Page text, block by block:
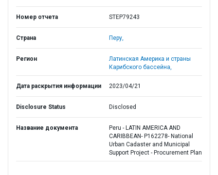
Номер отчета STEP79243
Страна Перу,
Регион
Латинская Америка и страны
Карибского бассейна,
Дата раскрытия информации 2023/04/21
Disclosure Status Disclosed
Название документа
Peru - LATIN AMERICA AND
CARIBBEAN- P162278- National
Urban Cadaster and Municipal
Support Project - Procurement Plan